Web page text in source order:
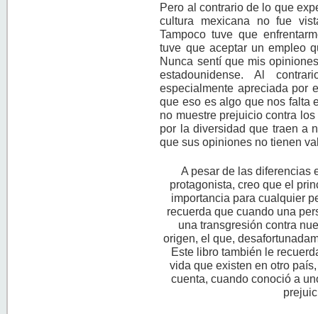
Pero al contrario de lo que
cultura mexicana no fue
Tampoco tuve que
tuve que aceptar un empleo
Nunca sentí que mis
estadounidense. Al
especialmente apreciada por
que eso es algo que nos falta
no muestre prejuicio contra
por la diversidad que traen a
que sus opiniones no tienen
A pesar de las diferencias
protagonista, creo que el
importancia para cualquier
recuerda que cuando una
una transgresión contra
origen, el que,
Este libro también le
vida que existen en otro
cuenta, cuando conoció a